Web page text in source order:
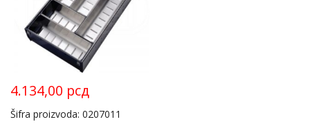
4.134,00 рсд
Šifra proizvoda: 0207011